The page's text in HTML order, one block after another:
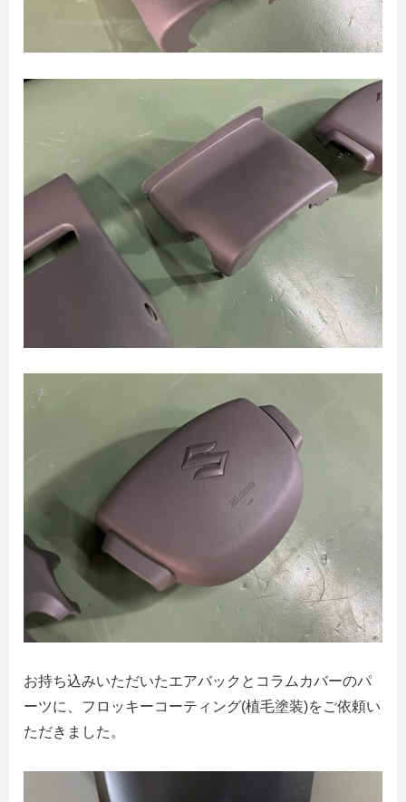
お持ち込みいただいたエアバックとコラムカバーのパ
ーツに、フロッキーコーティング(植毛塗装)をご依頼い
ただきました。